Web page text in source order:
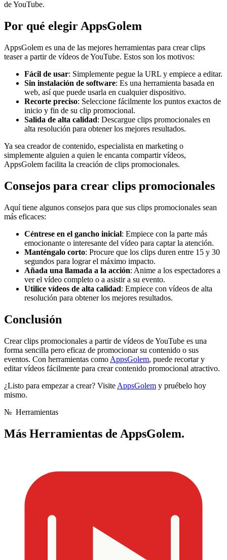
de YouTube.
Por qué elegir AppsGolem
AppsGolem es una de las mejores herramientas para crear clips
teaser a partir de vídeos de YouTube. Estos son los motivos:
Fácil de usar: Simplemente pegue la URL y empiece a editar.
Sin instalación de software: Es una herramienta basada en
web, así que puede usarla en cualquier dispositivo.
Recorte preciso: Seleccione fácilmente los puntos exactos de
inicio y fin de su clip promocional.
Salida de alta calidad: Descargue clips promocionales en
alta resolución para obtener los mejores resultados.
Ya sea creador de contenido, especialista en marketing o
simplemente alguien a quien le encanta compartir vídeos,
AppsGolem facilita la creación de clips promocionales.
Consejos para crear clips promocionales
Aquí tiene algunos consejos para que sus clips promocionales sean
más eficaces:
Céntrese en el gancho inicial: Empiece con la parte más
emocionante o interesante del vídeo para captar la atención.
Manténgalo corto: Procure que los clips duren entre 15 y 30
segundos para lograr el máximo impacto.
Añada una llamada a la acción: Anime a los espectadores a
ver el vídeo completo o a asistir a su evento.
Utilice vídeos de alta calidad: Empiece con vídeos de alta
resolución para obtener los mejores resultados.
Conclusión
Crear clips promocionales a partir de vídeos de YouTube es una
forma sencilla pero eficaz de promocionar su contenido o sus
eventos. Con herramientas como AppsGolem, puede recortar y
editar vídeos fácilmente para crear contenido promocional atractivo.
¿Listo para empezar a crear? Visite AppsGolem y pruébelo hoy
mismo.
№ Herramientas
Más Herramientas de AppsGolem.